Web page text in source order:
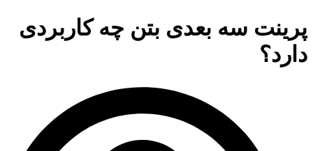
پرینت سه بعدی بتن چه کاربردی
دارد؟